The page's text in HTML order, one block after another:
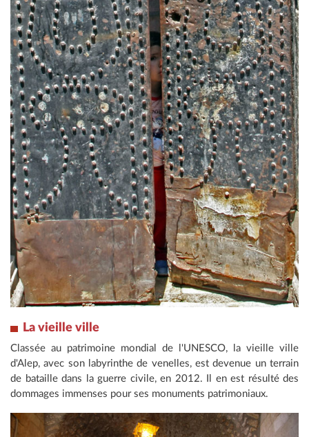
La vieille ville
Classée au patrimoine mondial de l'UNESCO, la vieille ville
d'Alep, avec son labyrinthe de venelles, est devenue un terrain
de bataille dans la guerre civile, en 2012. Il en est résulté des
dommages immenses pour ses monuments patrimoniaux.